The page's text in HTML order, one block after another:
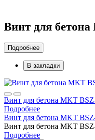
Винт для
Подробнее
В закладки
Винт для бетона MKT
Подробнее
Винт для бетона MKT
Винт для бетона MKT
Подробнее